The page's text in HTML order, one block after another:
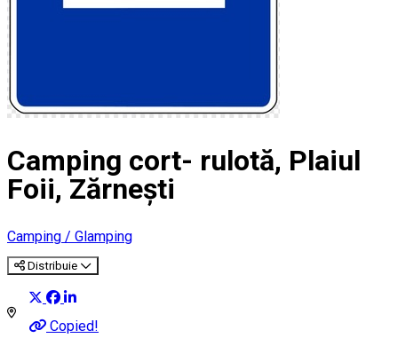
Camping cort- rulotă, Plaiul
Foii, Zărnești
Camping / Glamping
Distribuie
Copied!